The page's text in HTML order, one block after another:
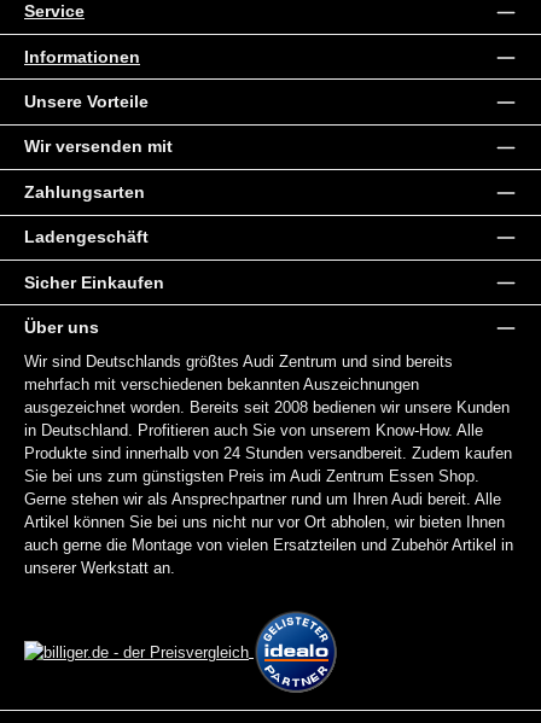
Service
Informationen
Unsere Vorteile
Wir versenden mit
Zahlungsarten
Ladengeschäft
Sicher Einkaufen
Über uns
Wir sind Deutschlands größtes Audi Zentrum und sind bereits
mehrfach mit verschiedenen bekannten Auszeichnungen
ausgezeichnet worden. Bereits seit 2008 bedienen wir unsere Kunden
in Deutschland. Profitieren auch Sie von unserem Know-How. Alle
Produkte sind innerhalb von 24 Stunden versandbereit. Zudem kaufen
Sie bei uns zum günstigsten Preis im Audi Zentrum Essen Shop.
Gerne stehen wir als Ansprechpartner rund um Ihren Audi bereit. Alle
Artikel können Sie bei uns nicht nur vor Ort abholen, wir bieten Ihnen
auch gerne die Montage von vielen Ersatzteilen und Zubehör Artikel in
unserer Werkstatt an.